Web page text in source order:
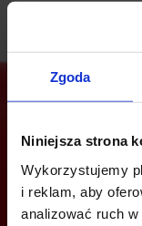
Zgoda
Niniejsza strona
Wykorzystujemy
i reklam, aby
analizować ruch
Jesteś